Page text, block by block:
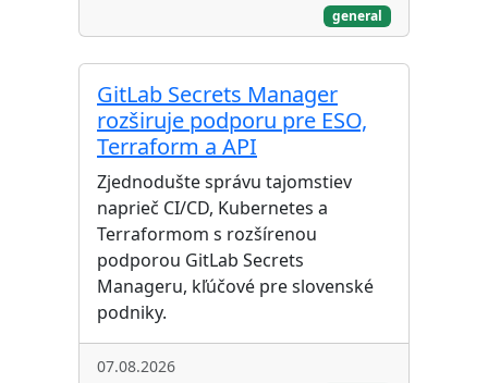
general
GitLab Secrets Manager
rozširuje podporu pre ESO,
Terraform a API
Zjednodušte správu tajomstiev
naprieč CI/CD, Kubernetes a
Terraformom s rozšírenou
podporou GitLab Secrets
Manageru, kľúčové pre slovenské
podniky.
07.08.2026